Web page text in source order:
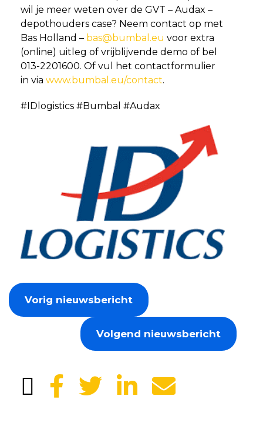
wil je meer weten over de GVT – Audax –
depothouders case? Neem contact op met
Bas Holland – bas@bumbal.eu voor extra
(online) uitleg of vrijblijvende demo of bel
013-2201600. Of vul het contactformulier
in via www.bumbal.eu/contact.
#IDlogistics #Bumbal #Audax
Vorig nieuwsbericht
Volgend nieuwsbericht